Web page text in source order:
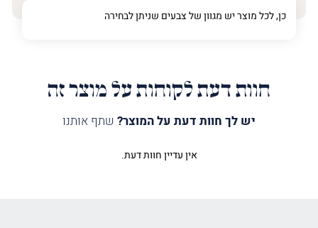
כן, לכל מוצר יש מגוון של צבעים שניתן לבחירה
חוות דעת לקוחות על מוצר זה
יש לך חוות דעת על המוצר? שתף אותנו
אין עדיין חוות דעת.